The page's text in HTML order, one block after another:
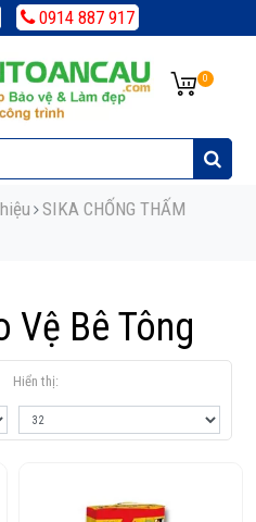
0914 887 917
0
SIKA CHỐNG THẤM
Vệ Bê Tông
Hiển thị: